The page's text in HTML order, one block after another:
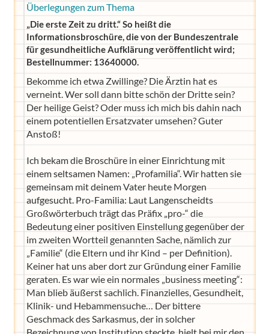
Überlegungen zum Thema
„Die erste Zeit zu dritt.“ So heißt die
Informationsbroschüre, die von der Bundeszentrale
für gesundheitliche Aufklärung veröffentlicht wird;
Bestellnummer: 13640000.
Bekomme ich etwa Zwillinge? Die Ärztin hat es
verneint. Wer soll dann bitte schön der Dritte sein?
Der heilige Geist? Oder muss ich mich bis dahin nach
einem potentiellen Ersatzvater umsehen? Guter
Anstoß!
Ich bekam die Broschüre in einer Einrichtung mit
einem seltsamen Namen: „Profamilia“. Wir hatten sie
gemeinsam mit deinem Vater heute Morgen
aufgesucht. Pro-Familia: Laut Langenscheidts
Großwörterbuch trägt das Präfix „pro-“ die
Bedeutung einer positiven Einstellung gegenüber der
im zweiten Wortteil genannten Sache, nämlich zur
„Familie“ (die Eltern und ihr Kind – per Definition).
Keiner hat uns aber dort zur Gründung einer Familie
geraten. Es war wie ein normales „business meeting“:
Man blieb äußerst sachlich. Finanzielles, Gesundheit,
Klinik- und Hebammensuche… Der bittere
Geschmack des Sarkasmus, der in solcher
Bezeichnung von Institution steckte, hielt bei mir den